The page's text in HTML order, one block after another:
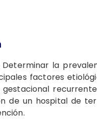
Determinar la
factores
de un hospital de